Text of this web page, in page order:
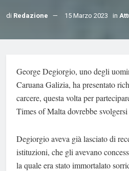
di Redazione 15 Marzo 2023 in
George Degiorgio, uno degli
Caruana Galizia, ha presentato
carcere, questa volta per
Times of Malta dovrebbe
Degiorgio aveva già lasciato di
istituzioni, che gli avevano
la quale era stato immortalato